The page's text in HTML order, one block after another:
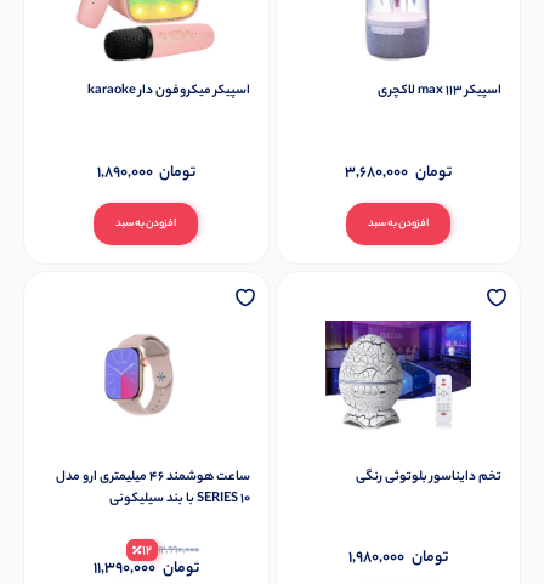
اسپیکر max 113 لاکچری
افزودن به سبد
3,680,000 تومان
اسپیکر میکروفون دار karaoke
افزودن به سبد
1,890,000 تومان
تخم دایناسور بلوتوثی رنگی
1,980,000 تومان
ساعت هوشمند ۴۶ میلیمتری ارو مدل
SERIES 10 با بند سیلیکونی
12,990,000
12
11,390,000تومان